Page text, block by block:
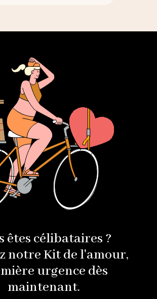
êtes célibataires ?
notre Kit de l'amour,
urgence dès
maintenant.